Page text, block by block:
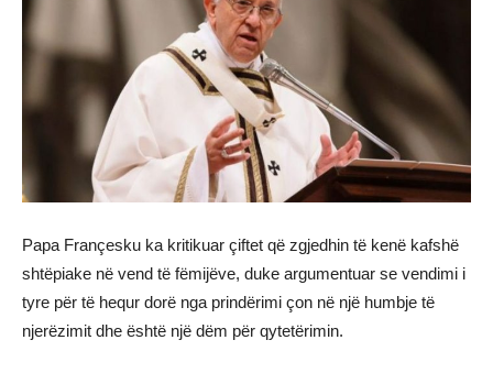
Papa Françesku ka kritikuar çiftet që zgjedhin të kenë kafshë
shtëpiake në vend të fëmijëve, duke argumentuar se vendimi i
tyre për të hequr dorë nga prindërimi çon në një humbje të
njerëzimit dhe është një dëm për qytetërimin.